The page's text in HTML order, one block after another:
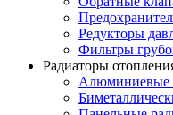
Редукторы
Фильтры
Радиаторы
Алюминиевые